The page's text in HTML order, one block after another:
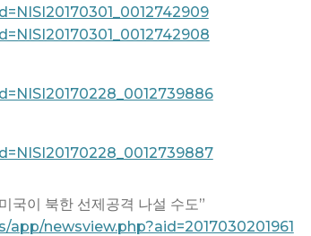
국이 북한 선제공격 나설 수도”
newsview.php?aid=2017030201961